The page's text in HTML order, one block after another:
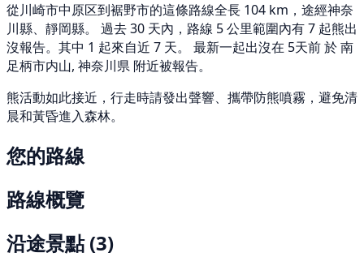
從川崎市中原区到裾野市的這條路線全長 104 km，途經神奈
川縣、靜岡縣。 過去 30 天內，路線 5 公里範圍內有 7 起熊出
沒報告。其中 1 起來自近 7 天。 最新一起出沒在 5天前 於 南
足柄市内山, 神奈川県 附近被報告。
熊活動如此接近，行走時請發出聲響、攜帶防熊噴霧，避免清
晨和黃昏進入森林。
您的路線
路線概覽
沿途景點(3)